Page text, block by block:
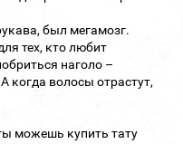
был мегамозг.
тех, кто любит
наголо –
когда волосы отрастут,
можешь купить тату